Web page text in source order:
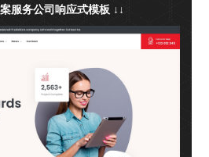
服务公司响应式模板 ↓↓